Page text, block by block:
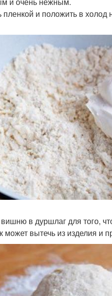
и положить в холод
в дуршлаг для того,
вытечь из изделия и